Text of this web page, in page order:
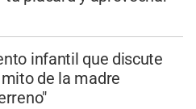
infantil que discute
de la madre